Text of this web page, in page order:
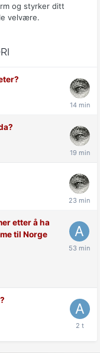
og styrker ditt
velvære.
etter å ha
til Norge